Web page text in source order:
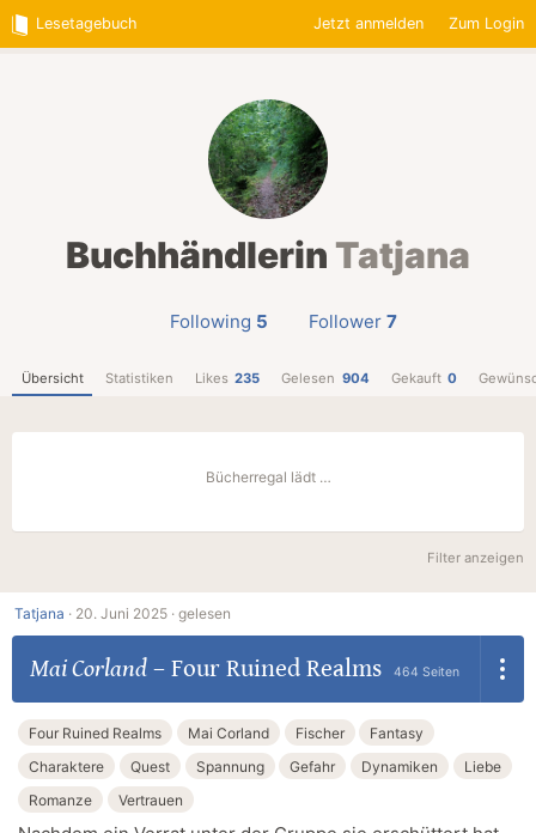
Lesetagebuch Jetzt anmelden Zum Login
Buchhändlerin Tatjana
Following 5 Follower 7
Übersicht Statistiken Likes 235 Gelesen 904 Gekauft 0
Bücherregal lädt …
Filter anzeigen
Tatjana · 20. Juni 2025 · gelesen
Mai Corland– Four Ruined Realms 464 Seiten
Four Ruined Realms Mai Corland Fischer
Fantasy
Charaktere
Quest Spannung Gefahr Dynamiken
Liebe
Romanze
Vertrauen